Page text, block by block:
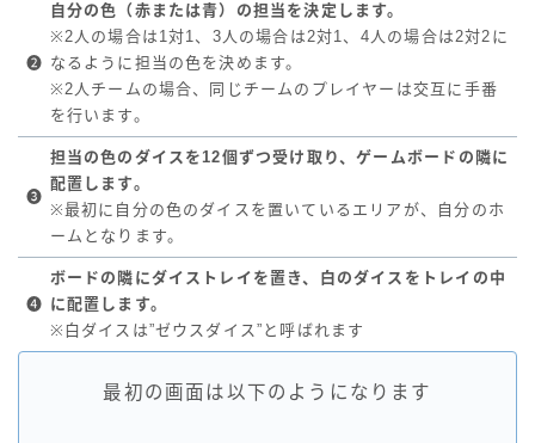
❷
自分の色（赤または青）の担当を決定します。
※2人の場合は1対1、3人の場合は2対1、4人の場合は2対2に
なるように担当の色を決めます。
※2人チームの場合、同じチームのプレイヤーは交互に手番
を行います。
❸
担当の色のダイスを12個ずつ受け取り、ゲームボードの隣に
配置します。
※最初に自分の色のダイスを置いているエリアが、自分のホ
ームとなります。
❹
ボードの隣にダイストレイを置き、白のダイスをトレイの中
に配置します。
※白ダイスは”ゼウスダイス”と呼ばれます
最初の画面は以下のようになります